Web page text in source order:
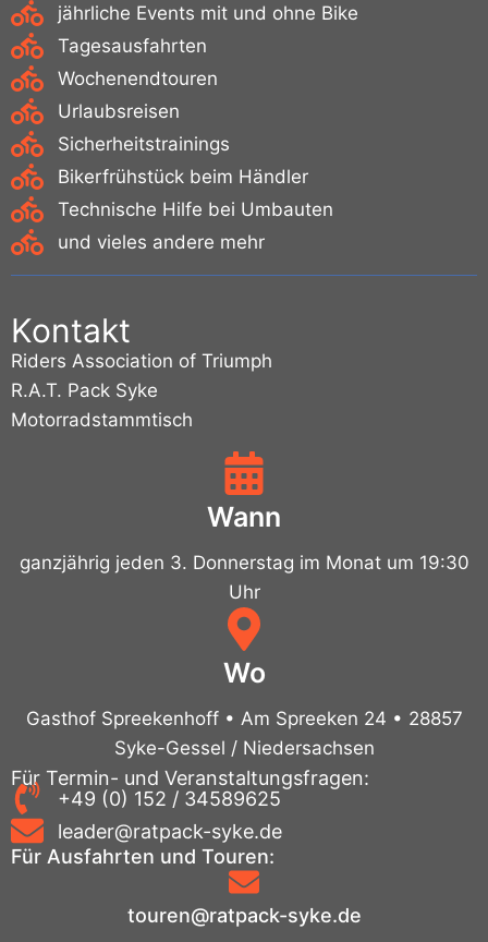
jährliche Events mit und ohne Bike
Tagesausfahrten
Wochenendtouren
Urlaubsreisen
Sicherheitstrainings
Bikerfrühstück beim Händler
Technische Hilfe bei Umbauten
und vieles andere mehr
Kontakt
Riders Association of Triumph
R.A.T. Pack Syke
Motorradstammtisch
Wann
ganzjährig jeden 3. Donnerstag im Monat um 19:30
Uhr
Wo
Gasthof Spreekenhoff • Am Spreeken 24 • 28857
Syke-Gessel / Niedersachsen
Für Termin- und Veranstaltungsfragen:
+49 (0) 152 / 34589625
leader@ratpack-syke.de
Für Ausfahrten und Touren:
touren@ratpack-syke.de